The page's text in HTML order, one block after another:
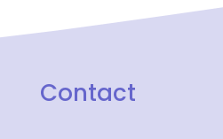
Contact